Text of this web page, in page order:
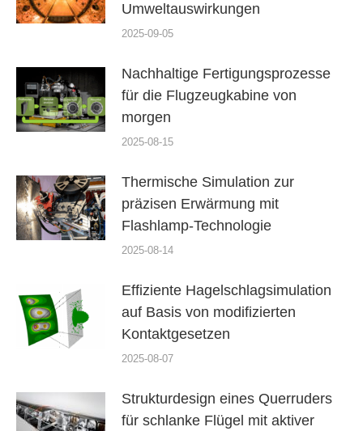
Umweltauswirkungen
2025-09-05
Nachhaltige Fertigungsprozesse
für die Flugzeugkabine von
morgen
2025-08-15
Thermische Simulation zur
präzisen Erwärmung mit
Flashlamp-Technologie
2025-08-14
Effiziente Hagelschlagsimulation
auf Basis von modifizierten
Kontaktgesetzen
2025-08-07
Strukturdesign eines Querruders
für schlanke Flügel mit aktiver